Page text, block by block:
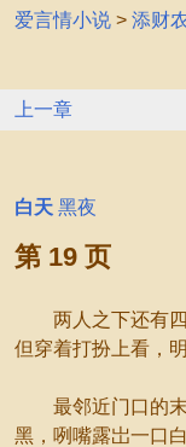
爱言情小说 > 添财
上一章
白天 黑夜
第 19 页
两人之下还有四
但穿着打扮上看，
最邻近门口的末
黑，咧嘴露岀一口